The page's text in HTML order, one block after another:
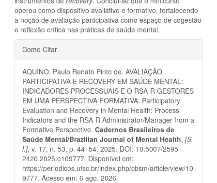
operou como dispositivo avaliativo e formativo, fortalecendo
a noção de avaliação participativa como espaço de cogestão
e reflexão crítica nas práticas de saúde mental.
Detalhes
do
artigo
Como Citar
AQUINO, Paulo Renato Pinto de. AVALIAÇÃO
PARTICIPATIVA E RECOVERY EM SAÚDE MENTAL:
INDICADORES PROCESSUAIS E O RSA-R GESTORES
EM UMA PERSPECTIVA FORMATIVA: Participatory
Evaluation and Recovery in Mental Health: Process
Indicators and the RSA-R Administrator/Manager from a
Formative Perspective. Cadernos Brasileiros de
Saúde Mental/Brazilian Journal of Mental Health, [S.
l.], v. 17, n. 53, p. 44–54, 2025. DOI: 10.5007/2595-
2420.2025.e109777. Disponível em:
https://periodicos.ufsc.br/index.php/cbsm/article/view/10
9777. Acesso em: 6 ago. 2026.